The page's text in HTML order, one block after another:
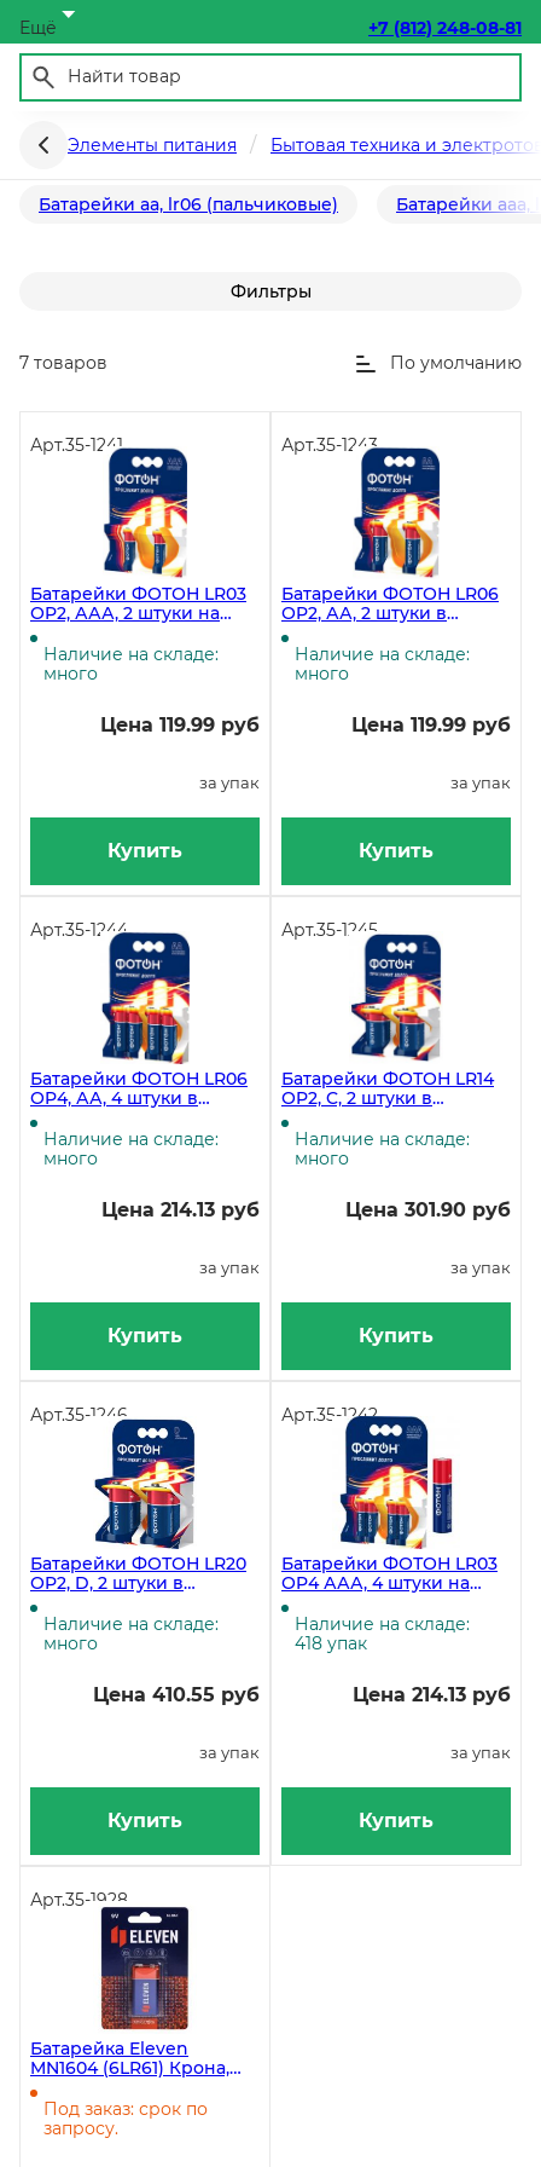
Ещё +7 (812) 248-08-81
Элементы питания Бытовая техника и
Батарейки
Батарейки aa, lr06 (пальчиковые) Батарейки
Фильтры
7 товаров По умолчанию
Арт.35-1241
Батарейки ФОТОН LR03
ОP2, ААА, 2 штуки на
блистере
Наличие на складе:
много
Цена 119.99 руб
за упак
Купить
Арт.35-1243
Батарейки ФОТОН LR06
ОP2, АА, 2 штуки в
блистере
Наличие на складе:
много
Цена 119.99 руб
за упак
Купить
Арт.35-1244
Батарейки ФОТОН LR06
ОP4, АА, 4 штуки в
блистере
Наличие на складе:
много
Цена 214.13 руб
за упак
Купить
Арт.35-1245
Батарейки ФОТОН LR14
ОP2, C, 2 штуки в
блистере
Наличие на складе:
много
Цена 301.90 руб
за упак
Купить
Арт.35-1246
Батарейки ФОТОН LR20
ОP2, D, 2 штуки в
блистере
Наличие на складе:
много
Цена 410.55 руб
за упак
Купить
Арт.35-1242
Батарейки ФОТОН LR03
ОP4 ААА, 4 штуки на
блистере
Наличие на складе:
418 упак
Цена 214.13 руб
за упак
Купить
Арт.35-1928
Батарейка Eleven
MN1604 (6LR61) Крона,
алкалиновая, BC1
Под заказ: срок по
запросу.